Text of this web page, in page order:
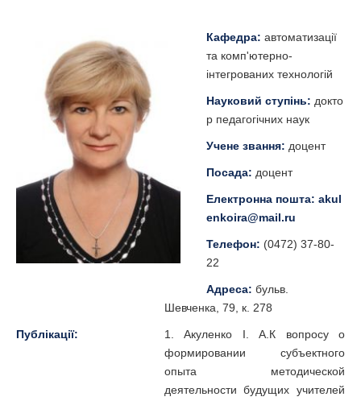
Кафедра: автоматизації
та комп'ютерно-
інтегрованих технологій
Науковий ступінь: докто
р педагогічних наук
Учене звання: доцент
Посада: доцент
Електронна пошта: akul
enkoira@mail.ru
Телефон: (0472) 37-80-
22
Адреса: бульв.
Шевченка, 79, к. 278
Публікації:
1. Акуленко І. А.К вопросу о
формировании субъектного
опыта методической
деятельности будущих учителей